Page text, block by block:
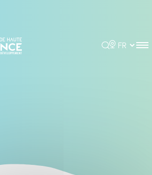
Rechercher
Choisir la